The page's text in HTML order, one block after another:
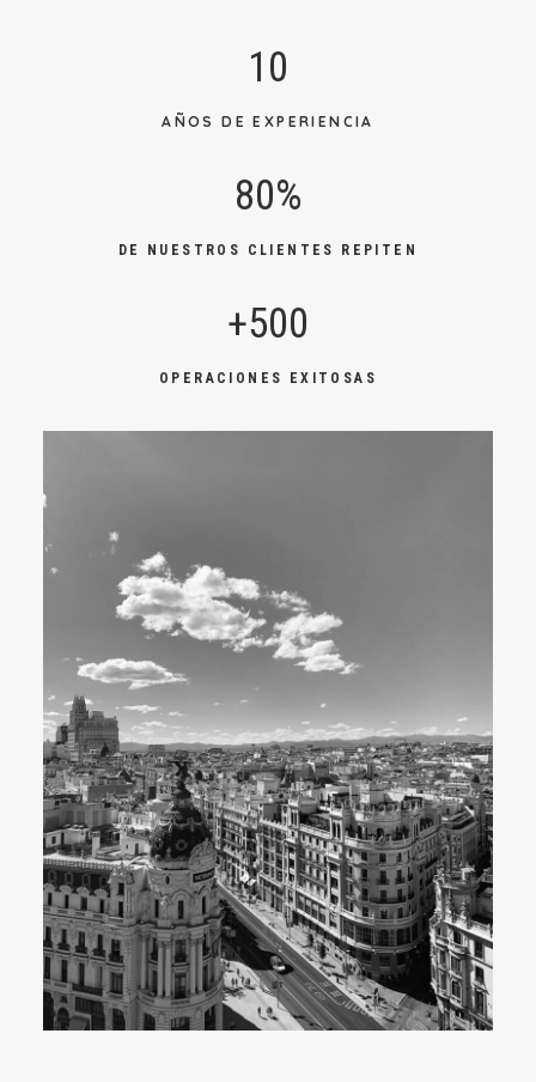
10
AÑOS DE EXPERIENCIA
80%
DE NUESTROS CLIENTES REPITEN
+500
OPERACIONES EXITOSAS